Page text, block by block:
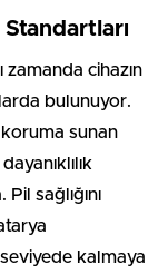
Standartları
cihazın
bulunuyor.
koruma sunan
sağlığını
kalmaya